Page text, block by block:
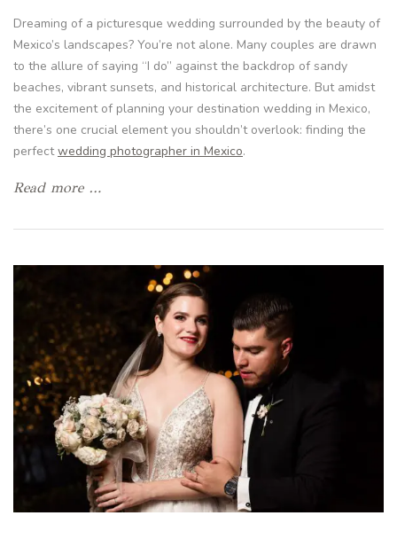
Dreaming of a picturesque wedding surrounded by the beauty of
Mexico’s landscapes? You’re not alone. Many couples are drawn
to the allure of saying “I do” against the backdrop of sandy
beaches, vibrant sunsets, and historical architecture. But amidst
the excitement of planning your destination wedding in Mexico,
there’s one crucial element you shouldn’t overlook: finding the
perfectwedding photographer in Mexico.
Read more …